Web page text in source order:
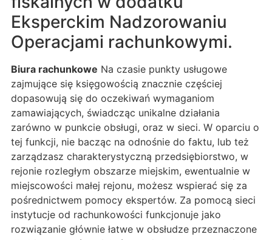
Eksperckim Nadzorowaniu
Operacjami rachunkowymi.
Biura rachunkowe Na czasie punkty usługowe
zajmujące się księgowością znacznie częściej
dopasowują się do oczekiwań wymaganiom
zamawiających, świadcząc unikalne działania
zarówno w punkcie obsługi, oraz w sieci. W oparciu o
tej funkcji, nie bacząc na odnośnie do faktu, lub też
zarządzasz charakterystyczną przedsiębiorstwo, w
rejonie rozległym obszarze miejskim, ewentualnie w
miejscowości małej rejonu, możesz wspierać się za
pośrednictwem pomocy ekspertów. Za pomocą sieci
instytucje od rachunkowości funkcjonuje jako
rozwiązanie głównie łatwe w obsłudze przeznaczone